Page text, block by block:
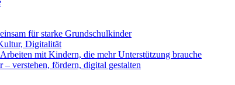
für starke Grundschulkinder
Digitalität
mit Kindern, die mehr Unterstützung brauche
verstehen, fördern, digital gestalten